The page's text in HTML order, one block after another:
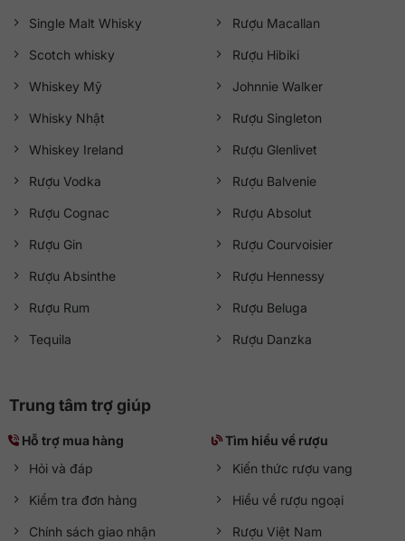
Single Malt Whisky
Scotch whisky
Whiskey Mỹ
Whisky Nhật
Whiskey Ireland
Rượu Vodka
Rượu Cognac
Rượu Gin
Rượu Absinthe
Rượu Rum
Tequila
Rượu Macallan
Rượu Hibiki
Johnnie Walker
Rượu Singleton
Rượu Glenlivet
Rượu Balvenie
Rượu Absolut
Rượu Courvoisier
Rượu Hennessy
Rượu Beluga
Rượu Danzka
Trung tâm trợ giúp
Hỗ trợ mua hàng
Hỏi và đáp
Kiểm tra đơn hàng
Chính sách giao nhận
Tìm hiểu về rượu
Kiến thức rượu vang
Hiểu về rượu ngoại
Rượu Việt Nam